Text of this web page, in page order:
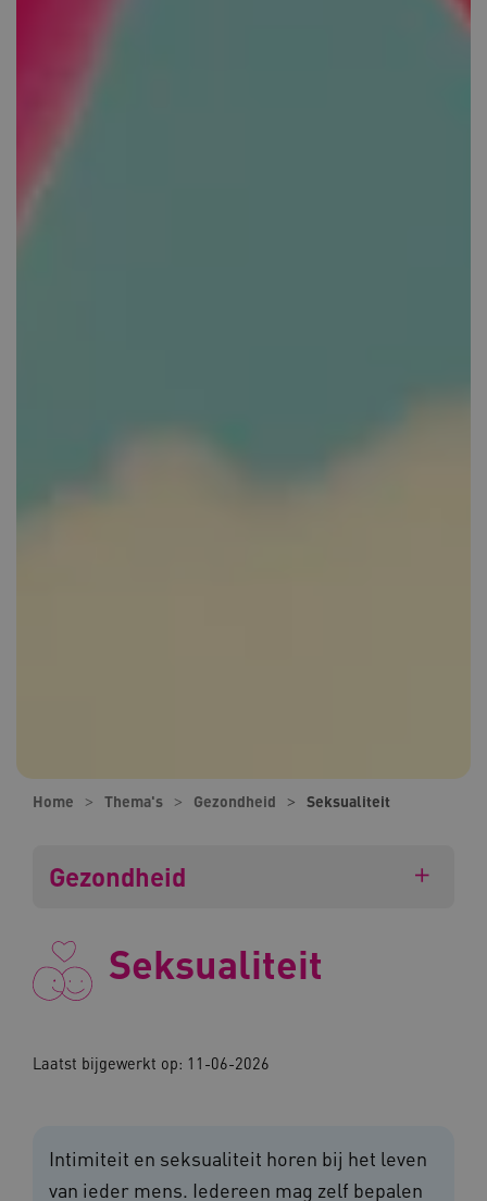
Home Thema's Gezondheid Seksualiteit
Gezondheid
Seksualiteit
Laatst bijgewerkt op: 11-06-2026
Intimiteit en seksualiteit horen bij het leven
van ieder mens. Iedereen mag zelf bepalen